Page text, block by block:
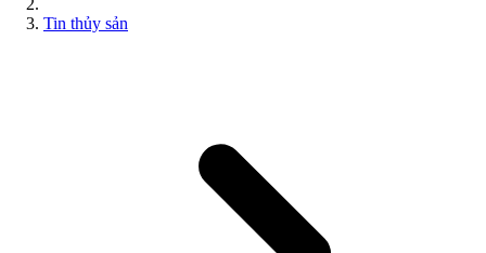
Tin thủy sản